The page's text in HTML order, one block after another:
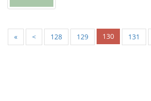
« < 128 129 130 131